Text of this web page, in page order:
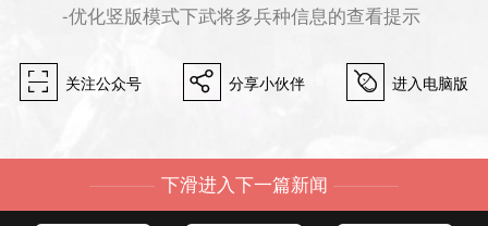
-优化竖版模式下武将多兵种信息的查看提示
򰀁 关注公众号 򰀂 分享小伙伴 򰀄 进入电脑版
下滑进入下一篇新闻